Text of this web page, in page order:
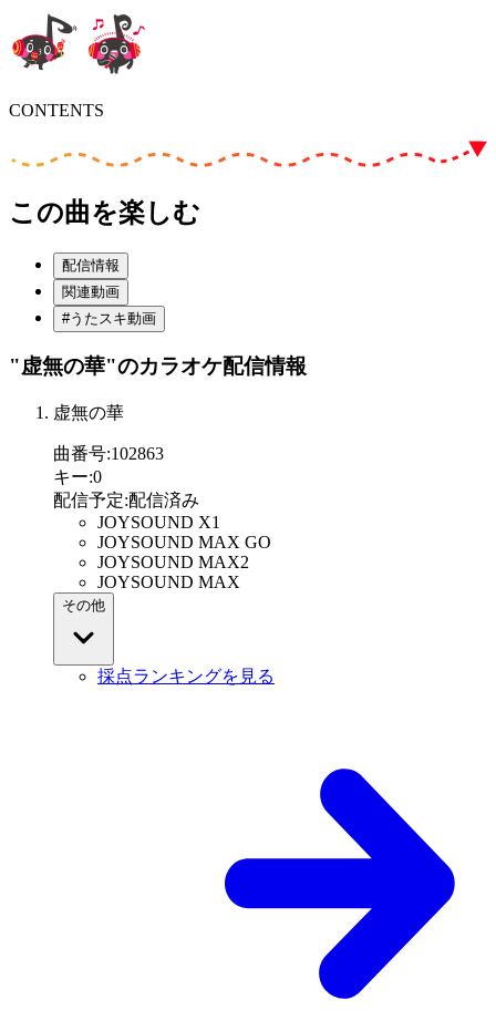
CONTENTS
この曲を楽しむ
配信情報
関連動画
#うたスキ動画
"虚無の華"のカラオケ配信情報
虚無の華
曲番号:102863
キー:0
配信予定:配信済み
JOYSOUND X1
JOYSOUND MAX GO
JOYSOUND MAX2
JOYSOUND MAX
その他
採点ランキングを見る